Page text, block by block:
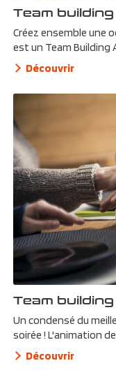
Team
Créez ensemble une
est un Team Building
Découvrir
Team
Un condensé du
soirée ! L'animation
Découvrir